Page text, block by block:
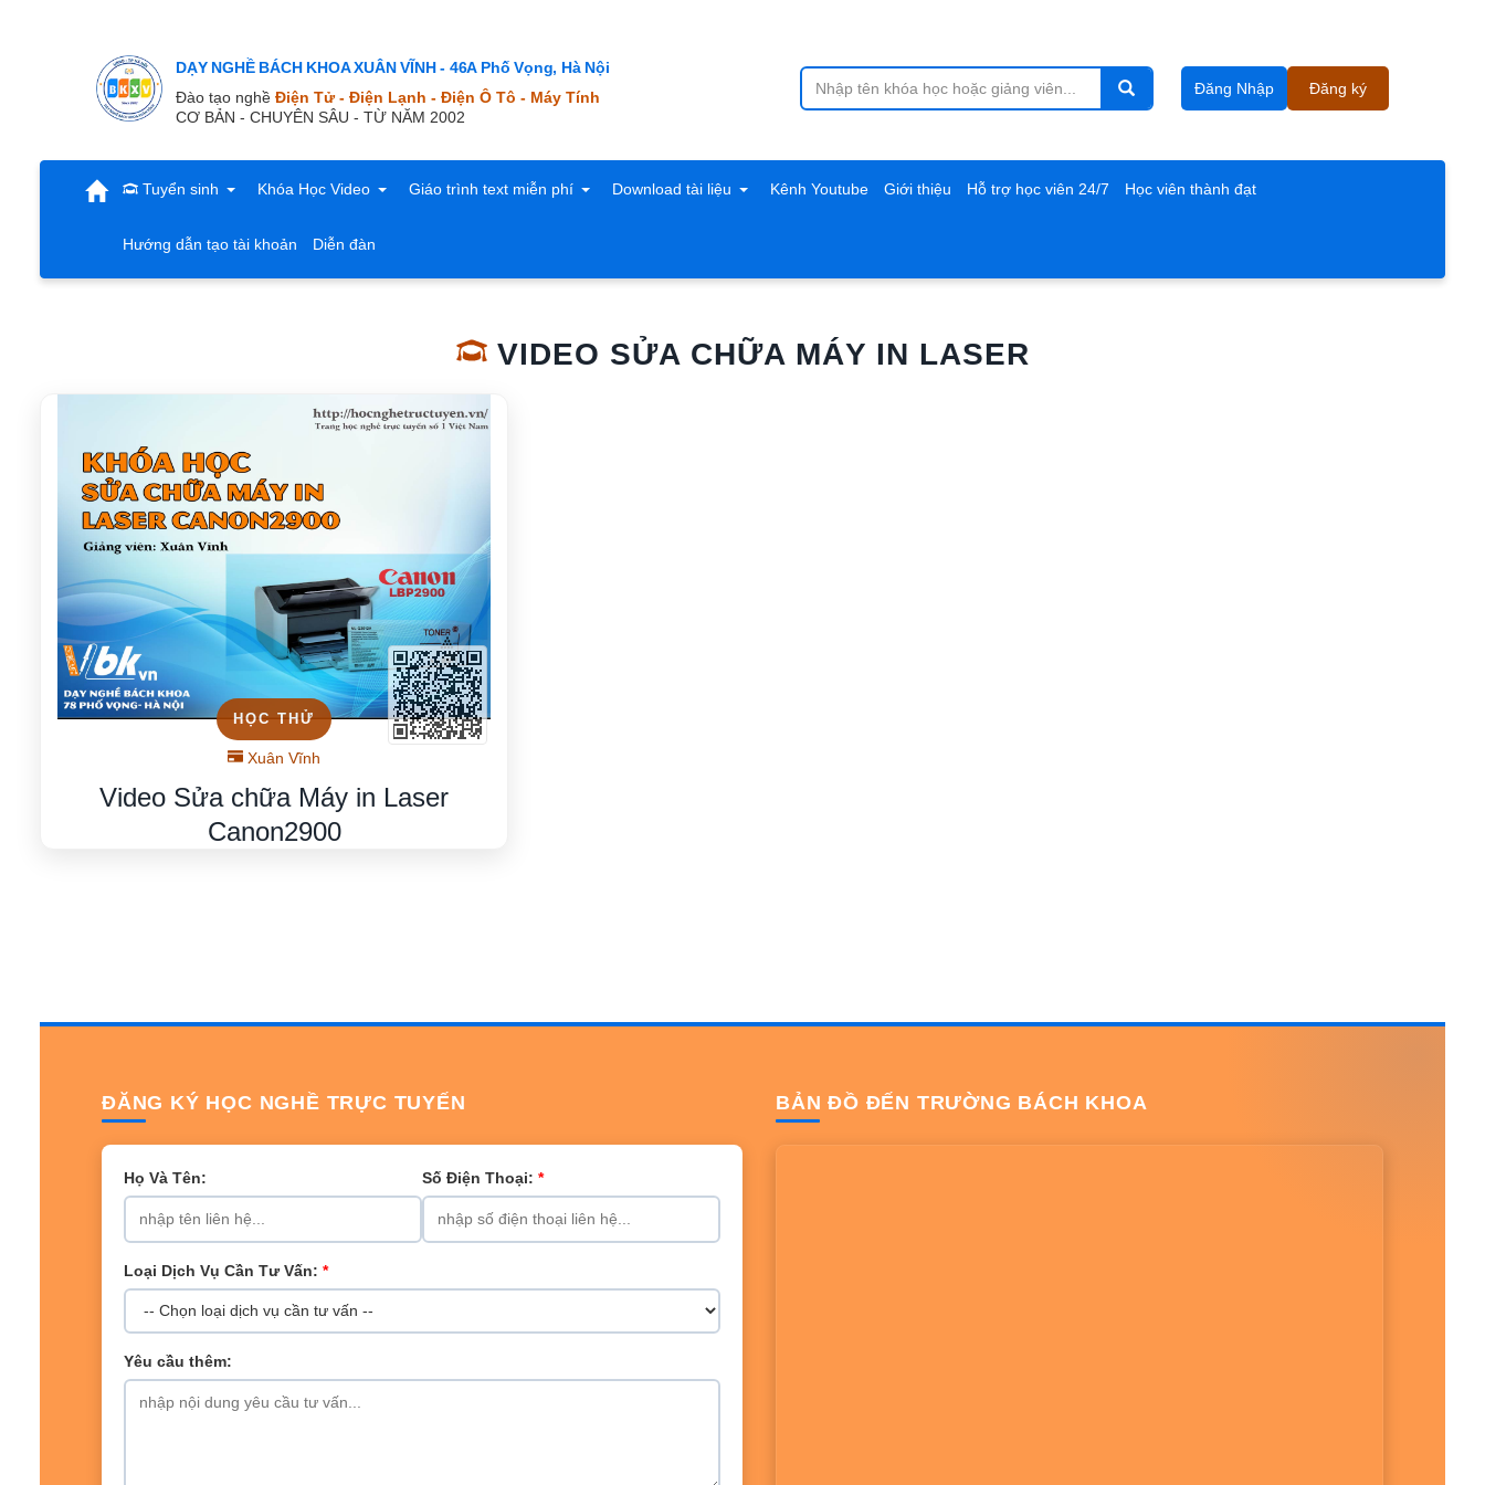
DẠY NGHỀ BÁCH KHOA XUÂN VĨNH - 46A Phố Vọng, Hà Nội
Đào tạo nghề Điện Tử - Điện Lạnh - Điện Ô Tô - Máy Tính
CƠ BẢN - CHUYÊN SÂU - TỪ NĂM 2002
Đăng Nhập Đăng ký
Tuyển sinh Khóa Học Video Giáo trình text miễn phí Download tài liệu Kênh Youtube Giới thiệu Hỗ trợ học viên 24/7 Học viên thành đạt
Hướng dẫn tạo tài khoản Diễn đàn
VIDEO SỬA CHỮA MÁY IN LASER
HỌC THỬ
Xuân Vĩnh
Video Sửa chữa Máy in Laser
Canon2900
ĐĂNG KÝ HỌC NGHỀ TRỰC TUYẾN
Họ Và Tên: Số Điện Thoại: *
Loại Dịch Vụ Cần Tư Vấn: *
Yêu cầu thêm:
BẢN ĐỒ ĐẾN TRƯỜNG BÁCH KHOA